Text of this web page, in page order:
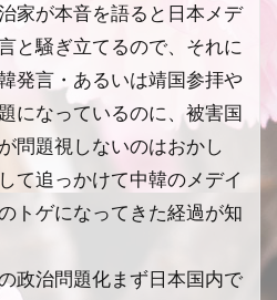
家が本音を語ると日本メデ
と騒ぎ立てるので、それに
発言・あるいは靖国参拝や
になっているのに、被害国
問題視しないのはおかし
て追っかけて中韓のメデイ
トゲになってきた経過が知
政治問題化まず日本国内で